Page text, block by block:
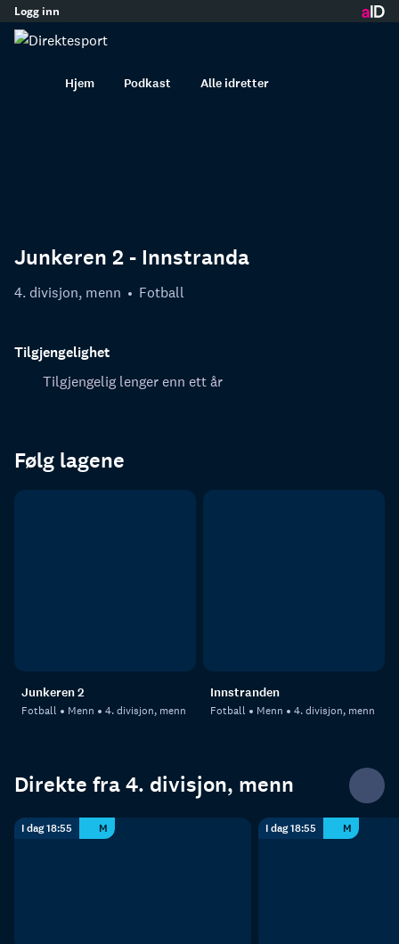
innhold
Logg inn
Hjem Podkast Alle idretter
Junkeren 2 - Innstranda
4. divisjon, menn Fotball
Tilgjengelighet
Tilgjengelig lenger enn ett år
Følg lagene
Junkeren 2
Fotball Menn 4. divisjon, menn
Innstranden
Fotball Menn 4. divisjon, menn
Direkte fra 4. divisjon, menn
I dag 18:55 M I dag 18:55 M